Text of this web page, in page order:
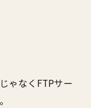
ゃなくFTPサー